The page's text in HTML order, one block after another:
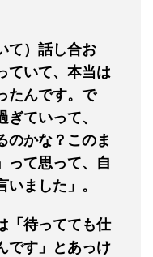
て）話し合お
ていて、本当は
たんです。で
ていって、
のかな？このま
って思って、自
ました」。
「待ってても仕
です」とあっけ